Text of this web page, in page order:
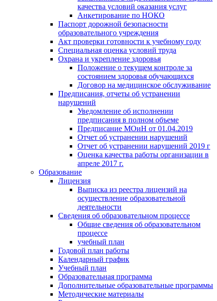
качества условий оказания услуг
Анкетирование по НОКО
Паспорт дорожной безопасности
образовательного учреждения
Акт проверки готовности к учебному году
Специальная оценка условий труда
Охрана и укрепление здоровья
Положение о текущем контроле за
состоянием здоровья обучающихся
Договор на медицинское обслуживание
Предписания, отчеты об устранении
нарушений
Уведомление об исполнении
предписания в полном объеме
Предписание МОиН от 01.04.2019
Отчет об устранении нарушений
Отчет об устранении нарушений 2019 г
Оценка качества работы организации в
апреле 2017 г.
Образование
Лицензия
Выписка из реестра лицензий на
осуществление образовательной
деятельности
Сведения об образовательном процессе
Общие сведения об образовательном
процессе
учебный план
Годовой план работы
Календарный график
Учебный план
Образовательная программа
Дополнительные образовательные программы
Методические материалы